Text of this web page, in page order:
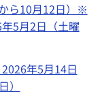
ら10月12日）※
5月2日（土曜
年5月14日
）